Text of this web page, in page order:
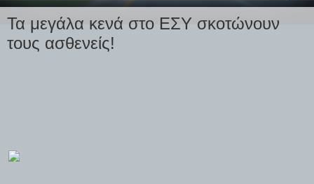
Τα μεγάλα κενά στο ΕΣΥ σκοτώνουν
τους ασθενείς!